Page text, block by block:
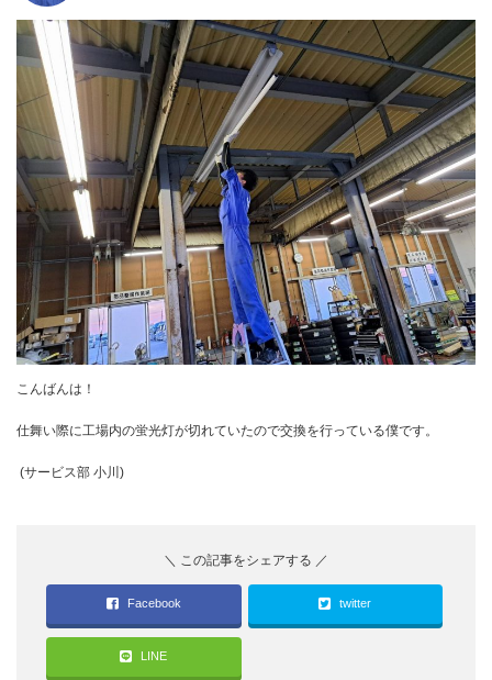
こんばんは！
仕舞い際に工場内の蛍光灯が切れていたので交換を行っている僕です。
(サービス部 小川)
Facebook twitter
LINE